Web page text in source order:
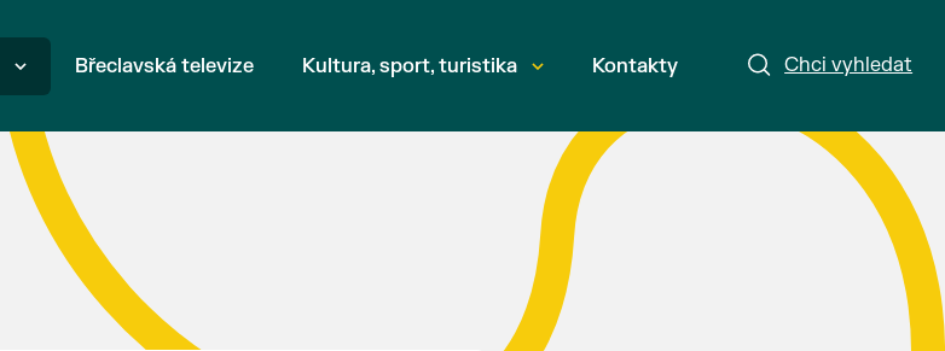
Chci vyhledat
Břeclavská televize Kultura, sport, turistika Kontakty